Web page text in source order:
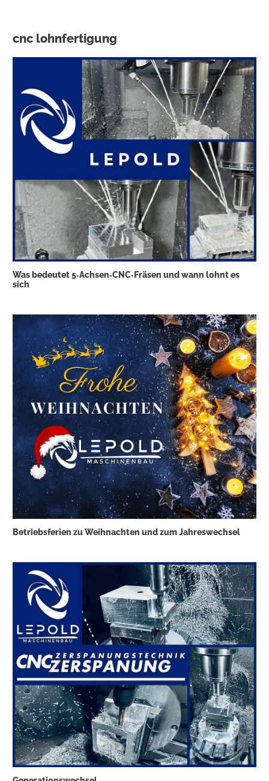
cnc lohnfertigung
Was bedeutet 5‑Achsen‑CNC‑Fräsen und wann lohnt es
sich
Betriebsferien zu Weihnachten und zum Jahreswechsel